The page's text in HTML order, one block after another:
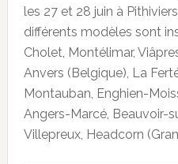
les 27 et 28 juin à
différents modèles sont
Cholet, Montélimar,
Anvers (Belgique), La
Montauban, Enghien-
Angers-Marcé, Beauvoir-
Villepreux, Headcorn